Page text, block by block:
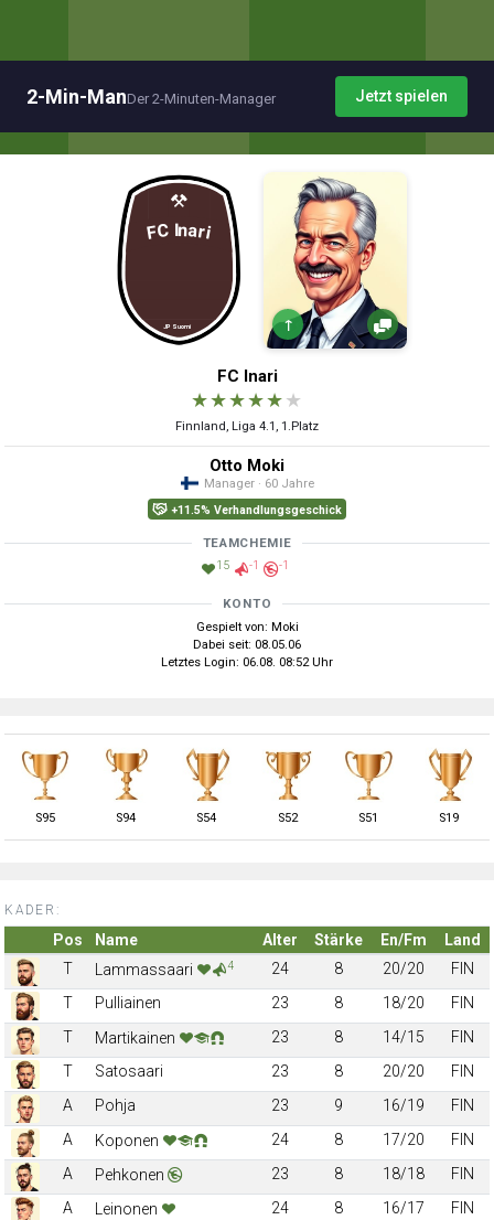
2-Min-ManDer 2-Minuten-Manager Jetzt spielen
↑
FC Inari
★★★★★★
Finnland, Liga 4.1, 1.Platz
Otto Moki
Manager · 60 Jahre
+11.5% Verhandlungsgeschick
TEAMCHEMIE
15 -1 -1
KONTO
Gespielt von: Moki
Dabei seit: 08.05.06
Letztes Login: 06.08. 08:52 Uhr
S95 S94 S54 S52 S51 S19
KADER:
Pos Name Alter Stärke En/Fm
Land
T
Lammassaari 4 24 8 20/20
FIN
T
Pulliainen 23 8 18/20
FIN
T
Martikainen 23 8 14/15
FIN
T
Satosaari 23 8 20/20
FIN
A
Pohja 23 9 16/19
FIN
A
Koponen 24 8 17/20
FIN
A
Pehkonen 23 8 18/18
FIN
A
Leinonen 24 8 16/17
FIN